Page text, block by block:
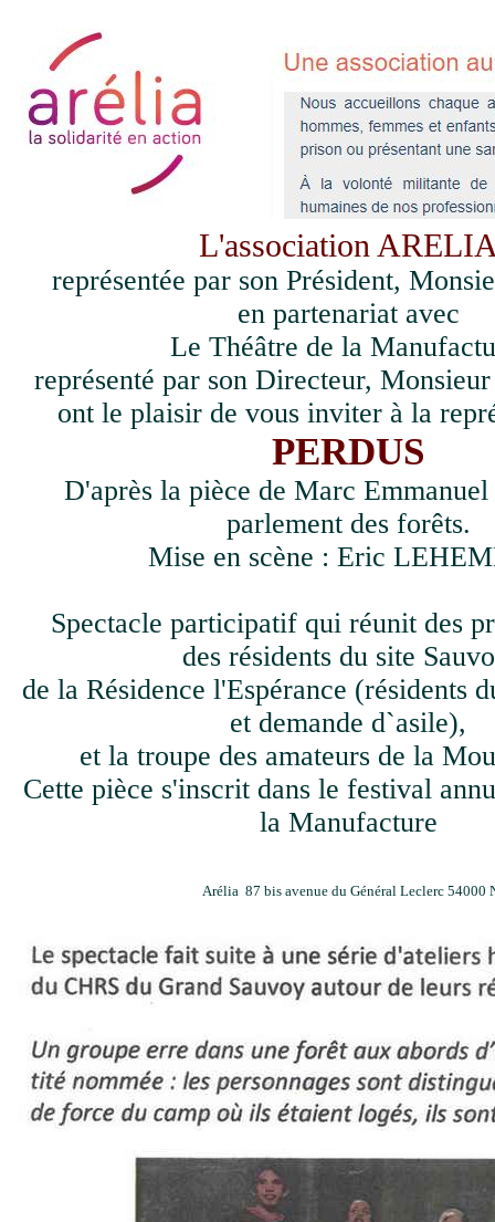
L'association
représentée par son Président,
en partenariat avec
Le Théâtre de la
représenté par son Directeur,
ont le plaisir de vous inviter à la
PERDUS
D'après la pièce de Marc
parlement des forêts.
Mise en scène : Eric
Spectacle participatif qui réunit des
des résidents du site
de la Résidence l'Espérance (résidents
et demande d`asile),
et la troupe des amateurs de la
Cette pièce s'inscrit dans le festival
la Manufacture
Arélia 87 bis avenue du Général Leclerc 54000